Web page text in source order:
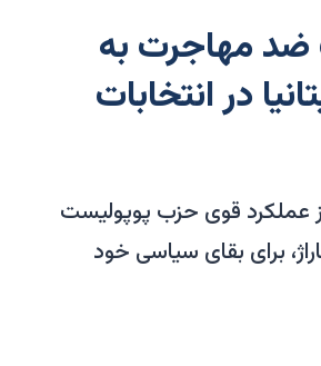
مهاجرت به
در انتخابات
قوی حزب پوپولیست
برای بقای سیاسی خود